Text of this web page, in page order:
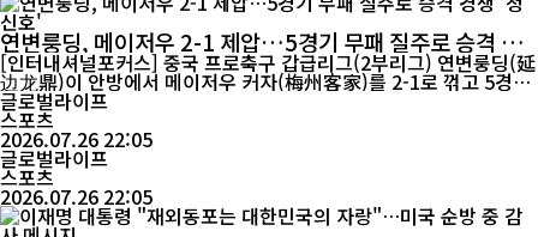
연변룽딩, 메이저우 2-1 제압…5경기 무패 질주로 승격 경
쟁 '청신호'
[인터내셔널포커스] 중국 프로축구 갑급리그(2부리그) 연변룽딩(延
边龙鼎)이 안방에서 메이저우 커자(梅州客家)를 2-1로 꺾고 5경기
연속 무패(4승 1무)를 이어가며 승격 경쟁에 더욱 힘을 실었다. 연변
룽딩은 26일 홈에서 열린 2026 중국 2부리그 16라운드에서 메이저
우를 상대로 귀중한 승점 3을 따냈다. 최근 상승세를 이어간 연변룽
딩은 상위권을 유지하며 선두권 추격을 계...
글로벌라이프
스포츠
2026.07.26 22:05
글로벌라이프
스포츠
2026.07.26 22:05